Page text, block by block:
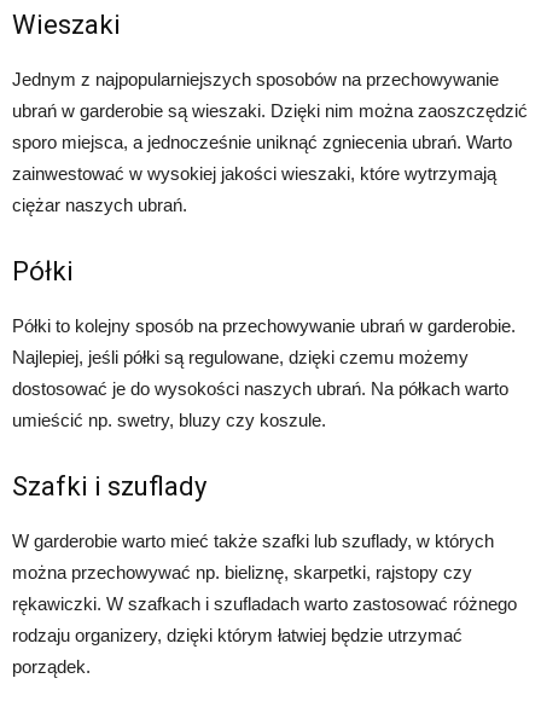
Wieszaki
Jednym z najpopularniejszych sposobów na przechowywanie
ubrań w garderobie są wieszaki. Dzięki nim można zaoszczędzić
sporo miejsca, a jednocześnie uniknąć zgniecenia ubrań. Warto
zainwestować w wysokiej jakości wieszaki, które wytrzymają
ciężar naszych ubrań.
Półki
Półki to kolejny sposób na przechowywanie ubrań w garderobie.
Najlepiej, jeśli półki są regulowane, dzięki czemu możemy
dostosować je do wysokości naszych ubrań. Na półkach warto
umieścić np. swetry, bluzy czy koszule.
Szafki i szuflady
W garderobie warto mieć także szafki lub szuflady, w których
można przechowywać np. bieliznę, skarpetki, rajstopy czy
rękawiczki. W szafkach i szufladach warto zastosować różnego
rodzaju organizery, dzięki którym łatwiej będzie utrzymać
porządek.